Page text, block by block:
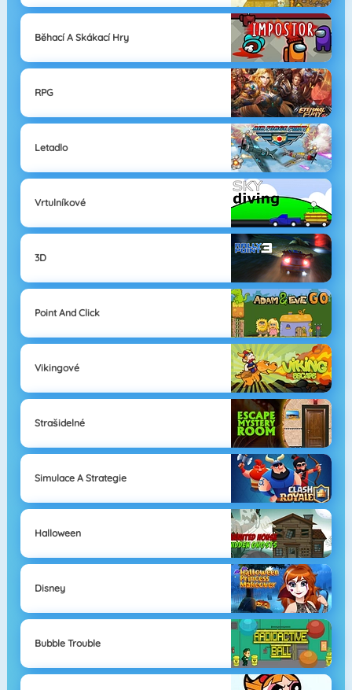
Běhací A Skákací Hry
RPG
Letadlo
Vrtulníkové
3D
Point And Click
Vikingové
Strašidelné
Simulace A Strategie
Halloween
Disney
Bubble Trouble